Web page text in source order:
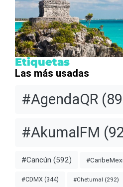
Etiquetas
Las más usadas
#AgendaQR
#AkumalFM
#Cancún (592)
#CDMX (344) #Chetumal (292)